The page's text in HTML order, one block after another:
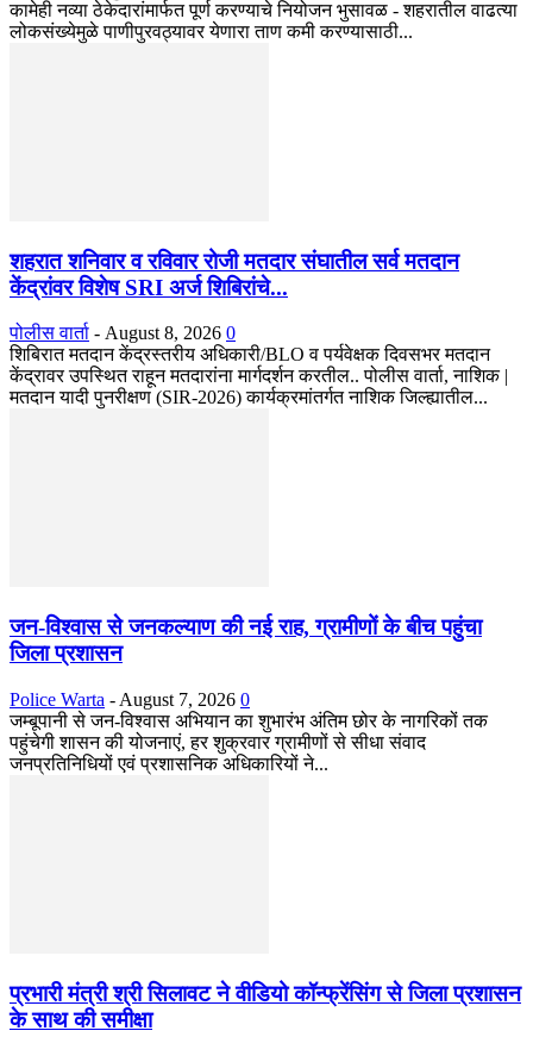
कामेही नव्या ठेकेदारांमार्फत पूर्ण करण्याचे नियोजन भुसावळ - शहरातील वाढत्या
लोकसंख्येमुळे पाणीपुरवठ्यावर येणारा ताण कमी करण्यासाठी...
शहरात शनिवार व रविवार रोजी मतदार संघातील सर्व मतदान
केंद्रांवर विशेष SRI अर्ज शिबिरांचे...
पोलीस वार्ता - August 8, 2026 0
शिबिरात मतदान केंद्रस्तरीय अधिकारी/BLO व पर्यवेक्षक दिवसभर मतदान
केंद्रावर उपस्थित राहून मतदारांना मार्गदर्शन करतील.. पोलीस वार्ता, नाशिक |
मतदान यादी पुनरीक्षण (SIR-2026) कार्यक्रमांतर्गत नाशिक जिल्ह्यातील...
जन-विश्वास से जनकल्याण की नई राह, ग्रामीणों के बीच पहुंचा
जिला प्रशासन
Police Warta - August 7, 2026 0
जम्बूपानी से जन-विश्वास अभियान का शुभारंभ अंतिम छोर के नागरिकों तक
पहुंचेगी शासन की योजनाएं, हर शुक्रवार ग्रामीणों से सीधा संवाद
जनप्रतिनिधियों एवं प्रशासनिक अधिकारियों ने...
प्रभारी मंत्री श्री सिलावट ने वीडियो कॉन्फ्रेंसिंग से जिला प्रशासन
के साथ की समीक्षा